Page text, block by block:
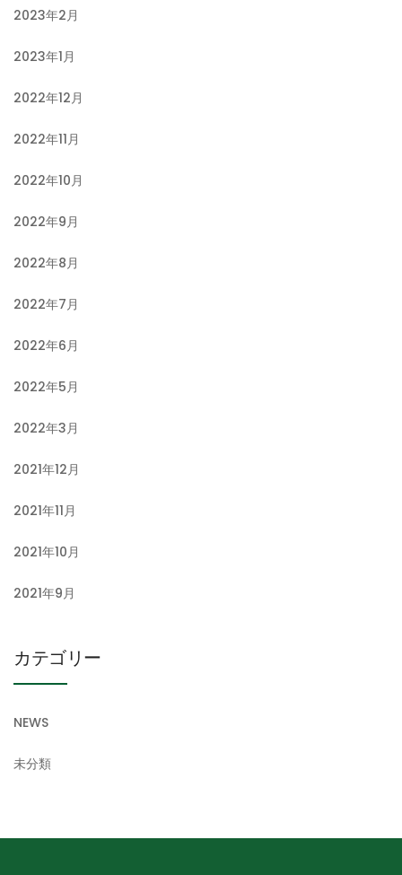
2023年2月
2023年1月
2022年12月
2022年11月
2022年10月
2022年9月
2022年8月
2022年7月
2022年6月
2022年5月
2022年3月
2021年12月
2021年11月
2021年10月
2021年9月
カテゴリー
NEWS
未分類